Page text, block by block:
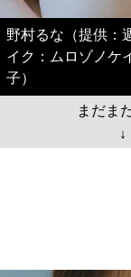
野村るな（提供
イク：ムロゾノケ
子）
まだま